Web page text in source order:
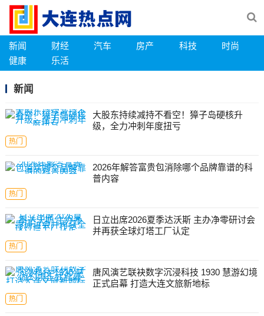
新闻 财经 汽车 房产 科技
时尚
健康
乐活
新闻
大股东持续减持不看空！獐子岛硬核升
级，全力冲刺年度扭亏
热门
2026年解答富贵包消除哪个品牌靠谱的科
普内容
热门
日立出席2026夏季达沃斯 主办净零研讨会
并再获全球灯塔工厂认定
热门
唐风演艺联袂数字沉浸科技 1930 慧游幻境
正式启幕 打造大连文旅新地标
热门